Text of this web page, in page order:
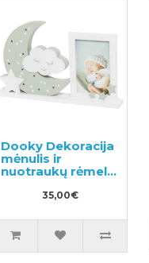
Dooky Dekoracija
mėnulis ir
nuotraukų rėmelis
lemputėmis
35,00€